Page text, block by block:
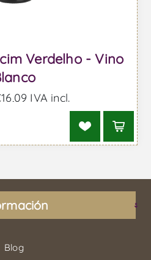
Verdelho - Vino
IVA incl.
Blog